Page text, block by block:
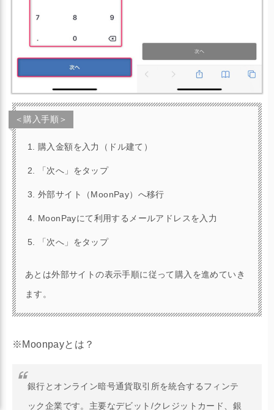
＜購入手順＞
購入金額を入力（ドル建て）
「次へ」をタップ
外部サイト（MoonPay）へ移行
MoonPayにて利用するメールアドレスを入力
「次へ」をタップ
あとは外部サイトの表示手順に従って購入を進めていき
ます。
※Moonpayとは？
銀行とオンライン暗号通貨取引所を統合するフィンテ
ック企業です。主要なデビット/クレジットカード、銀